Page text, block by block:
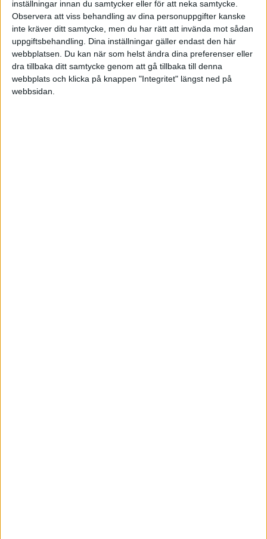
inställningar innan du samtycker eller för att neka samtycke.
Observera att viss behandling av dina personuppgifter kanske
inte kräver ditt samtycke, men du har rätt att invända mot sådan
uppgiftsbehandling. Dina inställningar gäller endast den här
webbplatsen. Du kan när som helst ändra dina preferenser eller
dra tillbaka ditt samtycke genom att gå tillbaka till denna
webbplats och klicka på knappen "Integritet" längst ned på
webbsidan.
därpå:
2730 debiteras
1630 krediteras
3. I samband med inbetalning till skattekontot:
1630 debiteras